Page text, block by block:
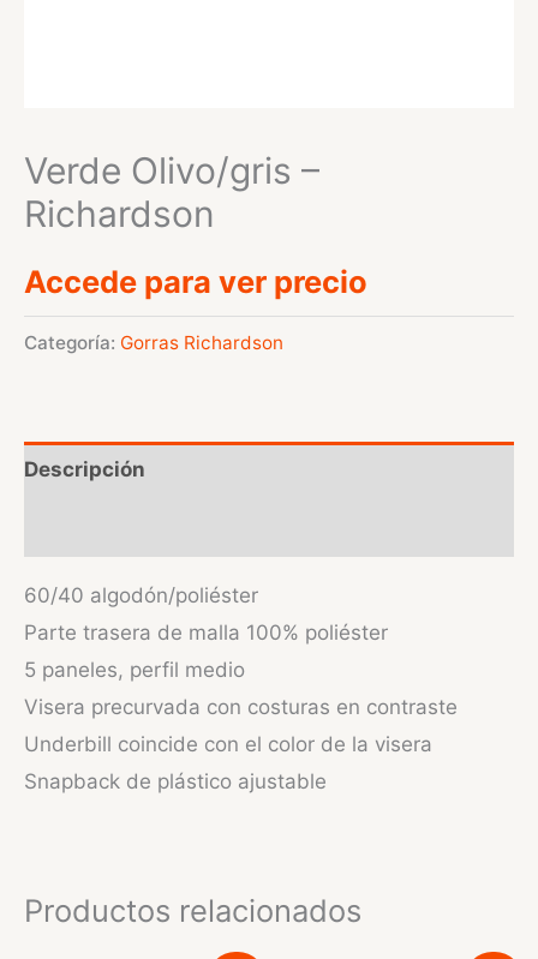
Verde Olivo/gris –
Richardson
Accede para ver precio
Categoría: Gorras Richardson
Descripción
60/40 algodón/poliéster
Parte trasera de malla 100% poliéster
5 paneles, perfil medio
Visera precurvada con costuras en contraste
Underbill coincide con el color de la visera
Snapback de plástico ajustable
Productos relacionados